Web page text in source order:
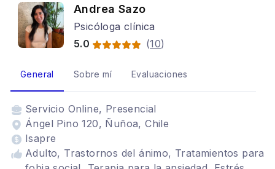
Andrea Sazo
Psicóloga clínica
5.0
(10)
General Sobre mí Evaluaciones
Servicio Online, Presencial
Ángel Pino 120, Ñuñoa, Chile
Isapre
Adulto, Trastornos del ánimo, Tratamientos para